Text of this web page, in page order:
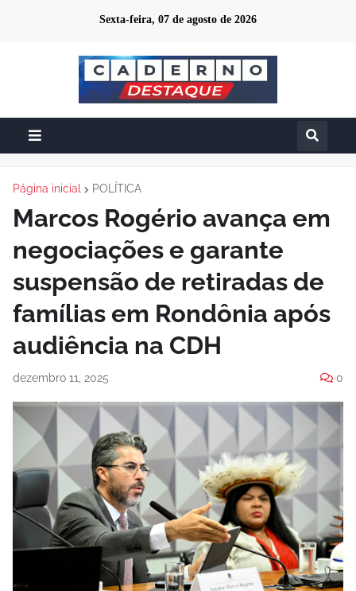
Sexta-feira, 07 de agosto de 2026
Página inicial POLÍTICA
Marcos Rogério avança em
negociações e garante
suspensão de retiradas de
famílias em Rondônia após
audiência na CDH
dezembro 11, 2025 0